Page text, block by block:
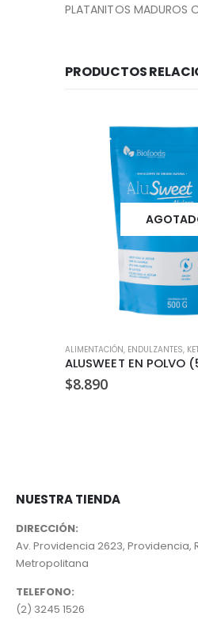
PLATANITOS MADUROS
PRODUCTOS
SIN LACTOSA,VEGANO
ALIMENTACIÓN, ENDULZANTES,
ALUSWEET EN POLVO
$8.890
NUESTRA TIENDA
DIRECCIÓN:
Av. Providencia 2623, Providencia,
Metropolitana
TELEFONO:
(2) 3245 1526